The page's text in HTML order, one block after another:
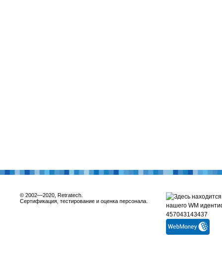
© 2002—2020, Retratech.
Сертификация, тестирование и оценка персонала.